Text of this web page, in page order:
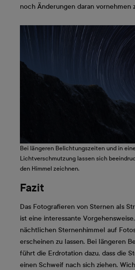
noch Änderungen daran vornehmen
Bei längeren Belichtungszeiten und in
Lichtverschmutzung lassen sich
den Himmel zeichnen.
Fazit
Das Fotografieren von Sternen als
ist eine interessante
nächtlichen Sternenhimmel auf
erscheinen zu lassen. Bei längeren
führt die Erdrotation dazu, dass die
einen Schweif nach sich ziehen.